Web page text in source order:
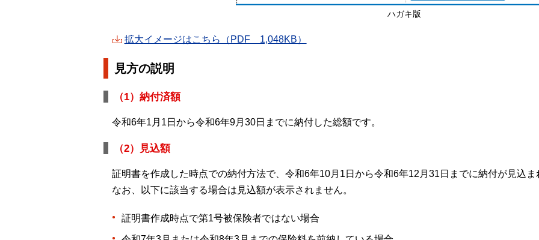
ハガキ版
拡大イメージはこちら（PDF 1,048KB）
見方の説明
（1）納付済額
令和6年1月1日から令和6年9月30日までに納付した総額です。
（2）見込額
証明書を作成した時点での納付方法で、令和6年10月1日から令和6年12月31日までに納付が見込ま
なお、以下に該当する場合は見込額が表示されません。
証明書作成時点で第1号被保険者ではない場合